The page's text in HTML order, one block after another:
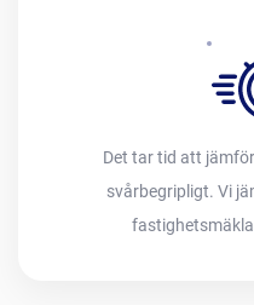
Det tar tid att
svårbegripligt. Vi